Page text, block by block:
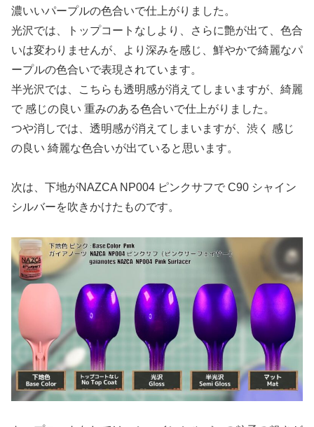
濃いいパープルの色合いで仕上がりました。
光沢では、トップコートなしより、さらに艶が出て、色合
いは変わりませんが、より深みを感じ、鮮やかで綺麗なパ
ープルの色合いで表現されています。
半光沢では、こちらも透明感が消えてしまいますが、綺麗
で 感じの良い 重みのある色合いで仕上がりました。
つや消しでは、透明感が消えてしまいますが、渋く 感じ
の良い 綺麗な色合いが出ていると思います。
次は、下地がNAZCA NP004 ピンクサフで C90 シャイン
シルバーを吹きかけたものです。